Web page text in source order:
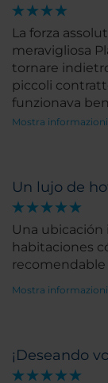
La forza
meravigliosa
tornare
piccoli
funzionava
esempio gli
sciupati,ma
Mostra informazioni
Un lujo de
Una
habitaciones
Mostra informazioni
¡Deseando